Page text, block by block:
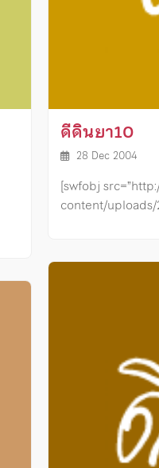
ดีดินยา10
28 Dec 2004
[swfobj
content/uploads/